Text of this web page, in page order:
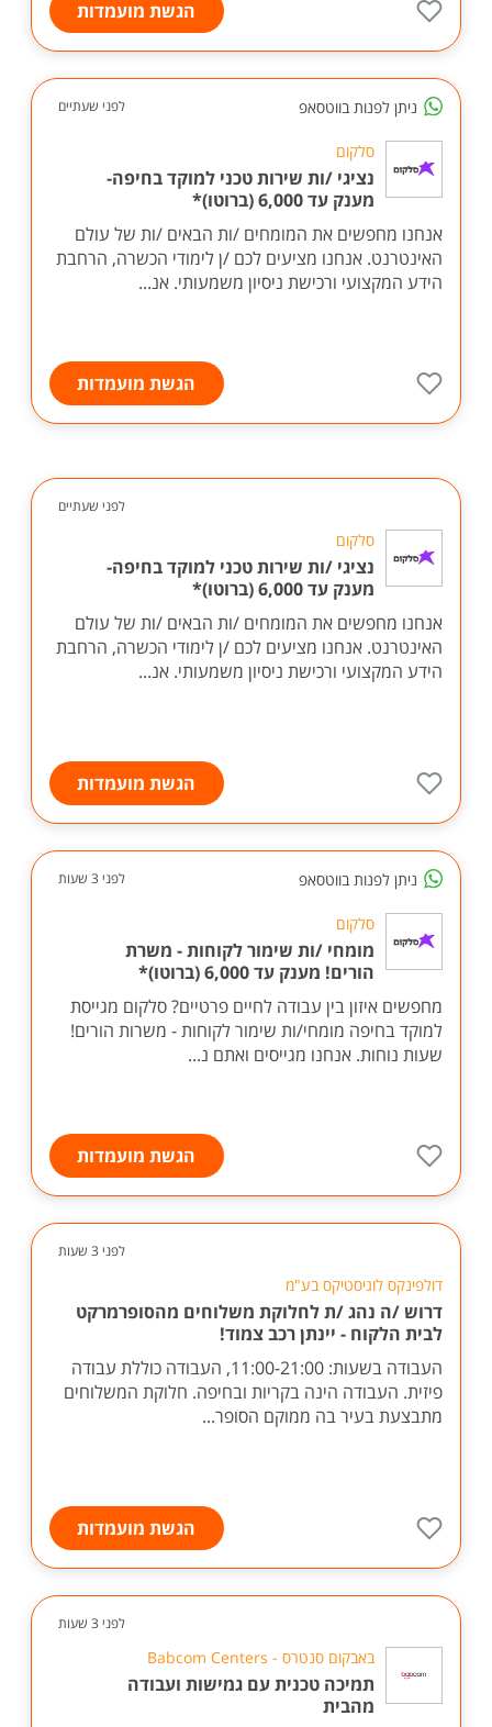
הגשת מועמדות
ניתן לפנות בווטסאפ לפני שעתיים
סלקום
נציגי /ות שירות טכני למוקד בחיפה-
מענק עד 6,000 (ברוטו)*
אנחנו מחפשים את המומחים /ות הבאים /ות של עולם
האינטרנט. אנחנו מציעים לכם /ן לימודי הכשרה, הרחבת
הידע המקצועי ורכישת ניסיון משמעותי. אנ...
הגשת מועמדות
לפני שעתיים
סלקום
נציגי /ות שירות טכני למוקד בחיפה-
מענק עד 6,000 (ברוטו)*
אנחנו מחפשים את המומחים /ות הבאים /ות של עולם
האינטרנט. אנחנו מציעים לכם /ן לימודי הכשרה, הרחבת
הידע המקצועי ורכישת ניסיון משמעותי. אנ...
הגשת מועמדות
ניתן לפנות בווטסאפ לפני 3 שעות
סלקום
מומחי /ות שימור לקוחות - משרת
הורים! מענק עד 6,000 (ברוטו)*
מחפשים איזון בין עבודה לחיים פרטיים? סלקום מגייסת
למוקד בחיפה מומחי/ות שימור לקוחות - משרות הורים!
שעות נוחות. אנחנו מגייסים ואתם נ...
הגשת מועמדות
לפני 3 שעות
דולפינקס לוגיסטיקס בע"מ
דרוש /ה נהג /ת לחלוקת משלוחים מהסופרמרקט
לבית הלקוח - יינתן רכב צמוד!
העבודה בשעות: 11:00-21:00, העבודה כוללת עבודה
פיזית. העבודה הינה בקריות ובחיפה. חלוקת המשלוחים
מתבצעת בעיר בה ממוקם הסופר...
הגשת מועמדות
לפני 3 שעות
באבקום סנטרס - Babcom Centers
תמיכה טכנית עם גמישות ועבודה
מהבית